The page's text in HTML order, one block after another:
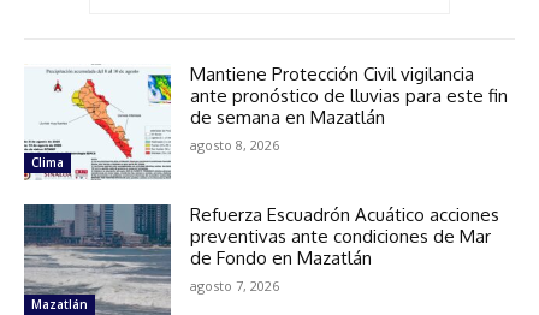
Clima
Mantiene Protección Civil vigilancia
ante pronóstico de lluvias para este fin
de semana en Mazatlán
agosto 8, 2026
Mazatlán
Refuerza Escuadrón Acuático acciones
preventivas ante condiciones de Mar
de Fondo en Mazatlán
agosto 7, 2026